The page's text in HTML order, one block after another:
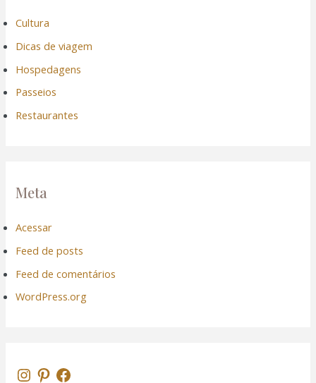
Cultura
Dicas de viagem
Hospedagens
Passeios
Restaurantes
Meta
Acessar
Feed de posts
Feed de comentários
WordPress.org